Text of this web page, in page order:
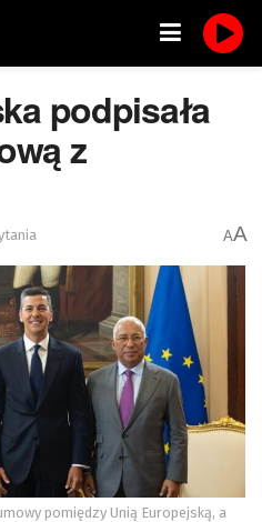
podpisała
z
AA
pomiędzy Unią Europejską, a